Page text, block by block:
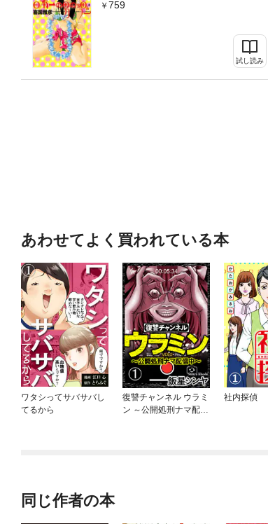
759
試し読み
あわせてよく買われている本
ワタシってサバサバし
てるから
復讐チャンネル ウラミ
ン ～公開処刑ナマ配信
社内探偵
同じ作者の本